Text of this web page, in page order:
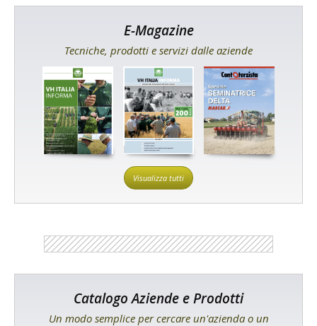
E-Magazine
Tecniche, prodotti e servizi dalle aziende
Visualizza tutti
Catalogo Aziende e Prodotti
Un modo semplice per cercare un'azienda o un